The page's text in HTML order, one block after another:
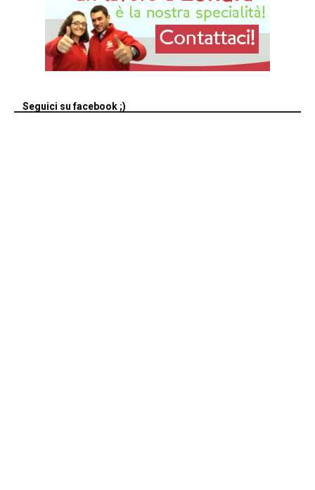
Seguici su facebook ;)